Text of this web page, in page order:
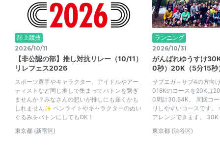
陸上競技
2026/10/11
【非公認の部】推し対抗リレー（10/11）
リレフェス2026
スポーツ選手やキャラクター、アイドルやアー
ティストなど同じ推しで集まってバトンを繋ぎ
ませんか？みなさんの想いが推しにも届くかも
しれません✨ ペンライトやキャラクターのぬい
ぐるみをバトンにしてもOK！
東京都 (新宿区)
ランニング
2026/10/31
がんばれゆうすけ
0秒）20K（5分15秒
サブエガ～サブ4の方向
018Kのコースを20Kは
0周計30.54K。 周回コ
りしやすいコースです。
アレンジできます。
東京都 (渋谷区)